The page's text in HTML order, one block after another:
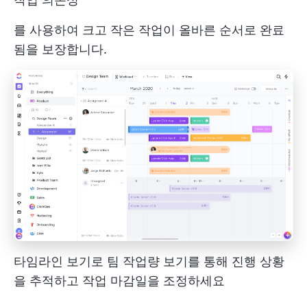
를 사용하여 크고 작은 작업이 올바른 순서로 완료
됨을 보장합니다.
타임라인 보기로 팀 작업량 보기를 통해 진행 상황
을 추적하고 작업 마감일을 조정하세요